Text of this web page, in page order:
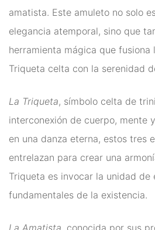
amatista. Este amuleto no solo
elegancia atemporal, sino que
herramienta mágica que fusiona
Triqueta celta con la serenidad
La Triqueta, símbolo celta de
interconexión de cuerpo, mente
en una danza eterna, estos tres
entrelazan para crear una
Triqueta es invocar la unidad de
fundamentales de la existencia.
La Amatista, conocida por sus